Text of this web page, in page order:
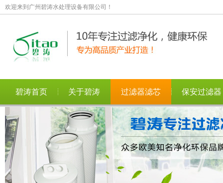
欢迎来到广州碧涛水处理设备有限公司！
碧涛首页 关于碧涛 过滤器滤芯 保安过滤器